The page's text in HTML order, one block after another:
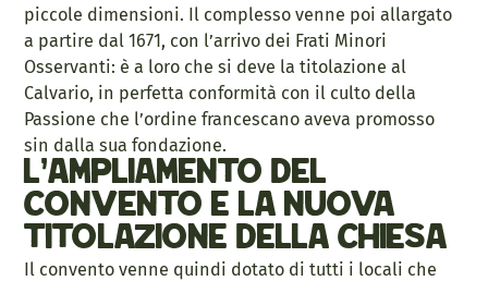
piccole dimensioni. Il complesso venne poi allargato
a partire dal 1671, con l’arrivo dei Frati Minori
Osservanti: è a loro che si deve la titolazione al
Calvario, in perfetta conformità con il culto della
Passione che l’ordine francescano aveva promosso
sin dalla sua fondazione.
L’ampliamento del
convento e la nuova
titolazione della chiesa
Il convento venne quindi dotato di tutti i locali che